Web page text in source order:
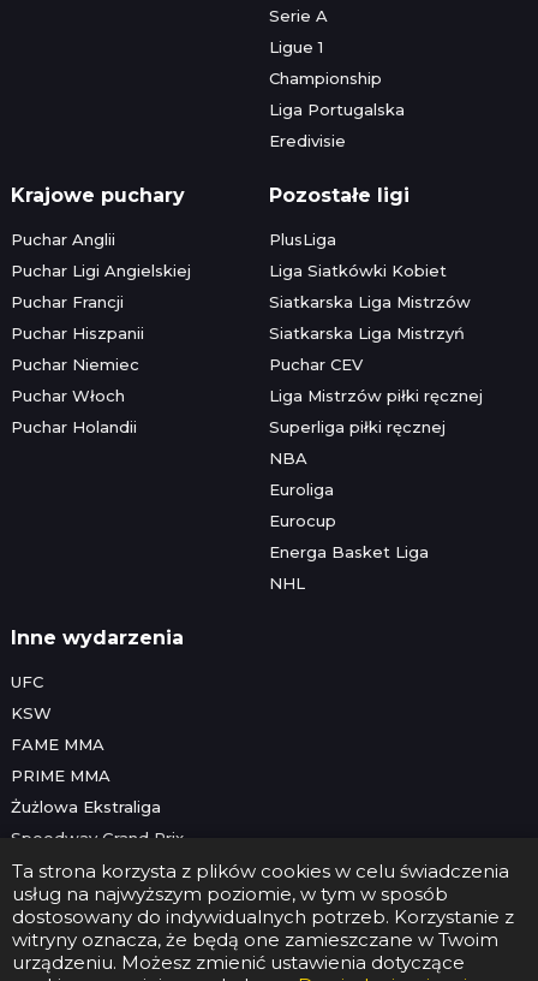
Ta strona korzysta z plików cookies w celu świadczenia
usług na najwyższym poziomie, w tym w sposób
dostosowany do indywidualnych potrzeb. Korzystanie z
witryny oznacza, że będą one zamieszczane w Twoim
urządzeniu. Możesz zmienić ustawienia dotyczące
Serie A
Ligue 1
Championship
Liga Portugalska
Eredivisie
Krajowe puchary
Puchar Anglii
Puchar Ligi Angielskiej
Puchar Francji
Puchar Hiszpanii
Puchar Niemiec
Puchar Włoch
Puchar Holandii
Pozostałe ligi
PlusLiga
Liga Siatkówki Kobiet
Siatkarska Liga Mistrzów
Siatkarska Liga Mistrzyń
Puchar CEV
Liga Mistrzów piłki ręcznej
Superliga piłki ręcznej
NBA
Euroliga
Eurocup
Energa Basket Liga
NHL
Inne wydarzenia
UFC
KSW
FAME MMA
PRIME MMA
Żużlowa Ekstraliga
Speedway Grand Prix
Skoki narciarskie
Copyright © 2026 Futbolwtv.pl